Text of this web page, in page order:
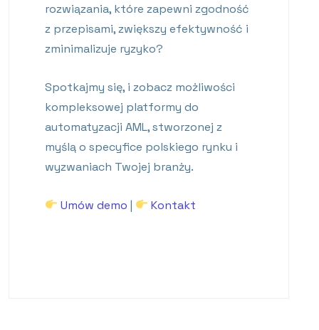
rozwiązania, które zapewni zgodność
z przepisami, zwiększy efektywność i
zminimalizuje ryzyko?
Spotkajmy się, i zobacz możliwości
kompleksowej platformy do
automatyzacji AML, stworzonej z
myślą o specyfice polskiego rynku i
wyzwaniach Twojej branży.
Umów demo | Kontakt